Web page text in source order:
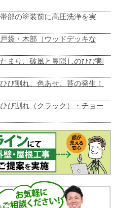
部の塗装前に高圧洗浄を実
袋・木部（ウッドデッキな
まり、破風と鼻隠しのひび割
び割れ、色あせ、苔の発生！
び割れ（クラック）・チョー